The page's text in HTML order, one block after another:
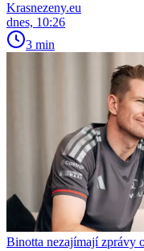
Krasnezeny.eu
dnes, 10:26
3 min
Binotta nezajímají zprávy